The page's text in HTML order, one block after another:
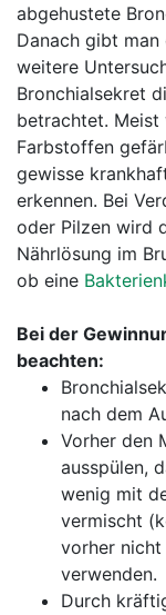
abgehustete
Danach gibt
weitere
Bronchialsekret
betrachtet. Meist
Farbstoffen
gewisse
erkennen. Bei
oder Pilzen wird
Nährlösung im
ob eine
Bei der
beachten:
nach dem
Vorher den
ausspülen,
wenig mit
vermischt
vorher nicht
verwenden.
Durch